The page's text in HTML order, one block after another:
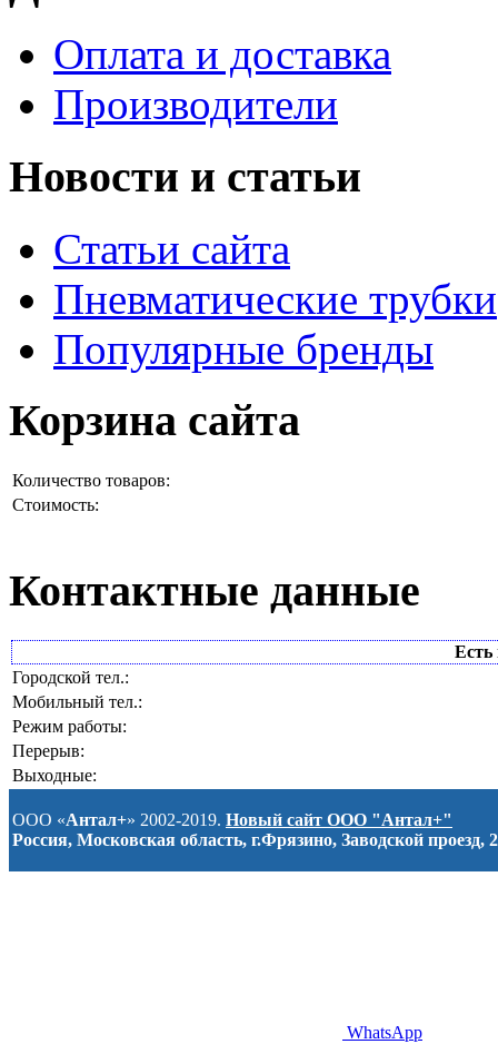
Оплата и доставка
Производители
Новости и статьи
Статьи сайта
Пневматические трубки
Популярные бренды
Корзина сайта
Количество товаров:
Стоимость:
Контактные данные
Есть
Городской тел.:
Мобильный тел.:
Режим работы:
Перерыв:
Выходные:
ООО «Антал+» 2002-2019. Новый сайт ООО "Антал+"
Россия, Московская область, г.Фрязино, Заводской проезд, 2
WhatsApp